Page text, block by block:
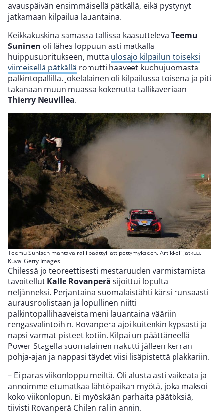
avauspäivän ensimmäisellä pätkällä, eikä pystynyt
jatkamaan kilpailua lauantaina.
Keikkakuskina samassa tallissa kaasutteleva Teemu
Suninen oli lähes loppuun asti matkalla
huippusuoritukseen, mutta ulosajo kilpailun toiseksi
viimeisellä pätkällä romutti haaveet kuohujuomasta
palkintopallilla. Jokelalainen oli kilpailussa toisena ja piti
takanaan muun muassa kokenutta tallikaveriaan
Thierry Neuvillea.
Teemu Sunisen mahtava ralli päättyi jättipettymykseen. Artikkeli jatkuu.
Kuva: Getty Images
Chilessä jo teoreettisesti mestaruuden varmistamista
tavoitellut Kalle Rovanperä sijoittui lopulta
neljänneksi. Perjantaina suomalaistähti kärsi runsaasti
aurausroolistaan ja lopullinen niitti
palkintopallihaaveista meni lauantaina vääriin
rengasvalintoihin. Rovanperä ajoi kuitenkin kypsästi ja
napsi varmat pisteet kotiin. Kilpailun päättäneellä
Power Stagella suomalainen nakutti jälleen kerran
pohja-ajan ja nappasi täydet viisi lisäpistettä plakkariin.
– Ei paras viikonloppu meiltä. Oli alusta asti vaikeata ja
annoimme etumatkaa lähtöpaikan myötä, joka maksoi
koko viikonlopun. Ei myöskään parhaita päätöksiä,
tiivisti Rovanperä Chilen rallin annin.